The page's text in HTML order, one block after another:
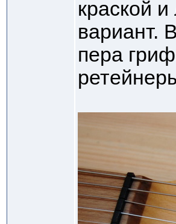
краской
вариант.
пера